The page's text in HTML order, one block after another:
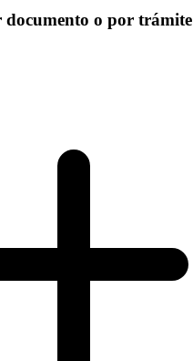
documento o por trámite